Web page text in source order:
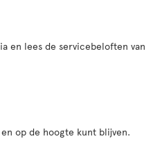
en lees de servicebeloften van
op de hoogte kunt blijven.